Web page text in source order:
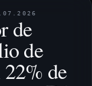
de
de
de